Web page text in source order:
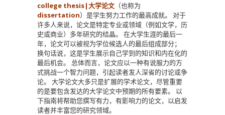
college thesis|大学论文 （也称为
dissertation）是学生努力工作的最高成就。
对于
许多人来说，论文是特定专业或领域（例如文学，历
史或商业）多年研究的结晶。
在大学生涯的最后一
年，论文可以被视为学位候选人的最后组成部分；
换句话说，这是学生展示自己学到的知识和内在化的
最后机会。
总体而言，论文应以一种有说服力的方
式挑战一个智力问题，引起读者发人深省的讨论或争
论。
大学论文大多只是扩展的学术论文，尽管重要
的是要包含发达的大学论文中预期的所有要素。
以
下指南将帮助您撰写有力，有影响力的论文，以启发
读者并丰富您的研究领域。